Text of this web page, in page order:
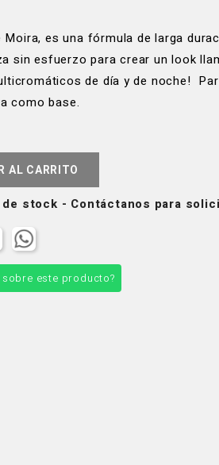
Moira, es una fórmula de larga
sin esfuerzo para crear un look
de día y de noche!
como base.
AL CARRITO
stock - Contáctanos para
este producto?